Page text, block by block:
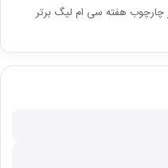
چارچوب هفته سی ام لیگ برتر